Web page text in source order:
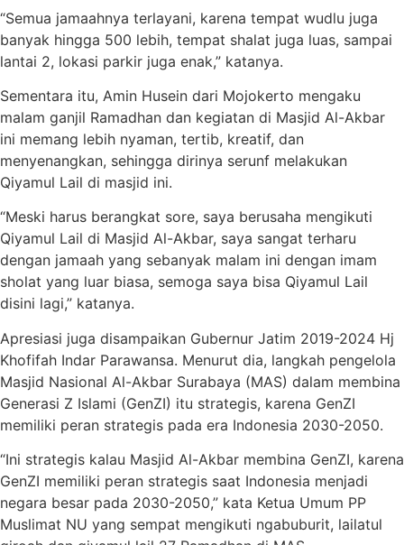
“Semua jamaahnya terlayani, karena tempat wudlu juga
banyak hingga 500 lebih, tempat shalat juga luas, sampai
lantai 2, lokasi parkir juga enak,” katanya.
Sementara itu, Amin Husein dari Mojokerto mengaku
malam ganjil Ramadhan dan kegiatan di Masjid Al-Akbar
ini memang lebih nyaman, tertib, kreatif, dan
menyenangkan, sehingga dirinya serunf melakukan
Qiyamul Lail di masjid ini.
“Meski harus berangkat sore, saya berusaha mengikuti
Qiyamul Lail di Masjid Al-Akbar, saya sangat terharu
dengan jamaah yang sebanyak malam ini dengan imam
sholat yang luar biasa, semoga saya bisa Qiyamul Lail
disini lagi,” katanya.
Apresiasi juga disampaikan Gubernur Jatim 2019-2024 Hj
Khofifah Indar Parawansa. Menurut dia, langkah pengelola
Masjid Nasional Al-Akbar Surabaya (MAS) dalam membina
Generasi Z Islami (GenZI) itu strategis, karena GenZI
memiliki peran strategis pada era Indonesia 2030-2050.
“Ini strategis kalau Masjid Al-Akbar membina GenZI, karena
GenZI memiliki peran strategis saat Indonesia menjadi
negara besar pada 2030-2050,” kata Ketua Umum PP
Muslimat NU yang sempat mengikuti ngabuburit, lailatul